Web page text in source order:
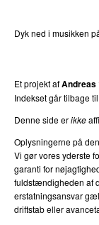
21. One Direction
Komponist,
26. One Direction
Komponist,
26. One Direction
Dyk ned i musikken
Et projekt afAndreas
Indekset går tilbage
Denne side erikke
Oplysningerne på
Vi gør vores yderste
garanti for
fuldstændigheden af
erstatningsansvar
driftstab eller